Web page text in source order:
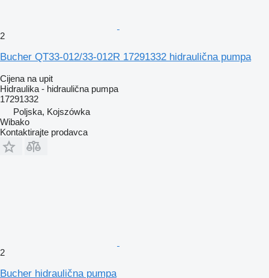
2
Bucher QT33-012/33-012R 17291332 hidraulična pumpa
Cijena na upit
Hidraulika - hidraulična pumpa
17291332
Poljska, Kojszówka
Wibako
Kontaktirajte prodavca
2
Bucher hidraulična pumpa